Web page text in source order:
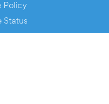
Policy
Status